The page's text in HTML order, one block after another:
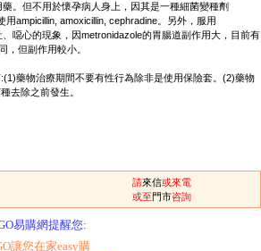
。但不用於懷孕病人身上，因其是一種細菌變種劑
用ampicillin, amoxicillin, cephradine。另外，服用
噁心的現象，因metronidazole的胃腸道副作用大，目前有
，但副作用較小。
藥物治療期間不要有性行為除非是使用保險套。(2)藥物
去除之前發生。
請來信或來電
或至門市咨詢
易購網提醒您:
送到府-未滿1500元運費150元。
送超質贈品-請參考滿額送辦法。
讓您在家easy購